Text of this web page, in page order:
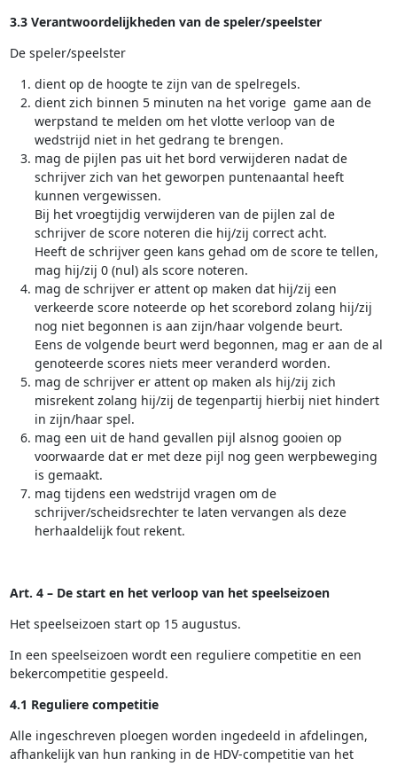
3.3 Verantwoordelijkheden van de speler/speelster
De speler/speelster
dient op de hoogte te zijn van de spelregels.
dient zich binnen 5 minuten na het vorige game aan de
werpstand te melden om het vlotte verloop van de
wedstrijd niet in het gedrang te brengen.
mag de pijlen pas uit het bord verwijderen nadat de
schrijver zich van het geworpen puntenaantal heeft
kunnen vergewissen.
Bij het vroegtijdig verwijderen van de pijlen zal de
schrijver de score noteren die hij/zij correct acht.
Heeft de schrijver geen kans gehad om de score te tellen,
mag hij/zij 0 (nul) als score noteren.
mag de schrijver er attent op maken dat hij/zij een
verkeerde score noteerde op het scorebord zolang hij/zij
nog niet begonnen is aan zijn/haar volgende beurt.
Eens de volgende beurt werd begonnen, mag er aan de al
genoteerde scores niets meer veranderd worden.
mag de schrijver er attent op maken als hij/zij zich
misrekent zolang hij/zij de tegenpartij hierbij niet hindert
in zijn/haar spel.
mag een uit de hand gevallen pijl alsnog gooien op
voorwaarde dat er met deze pijl nog geen werpbeweging
is gemaakt.
mag tijdens een wedstrijd vragen om de
schrijver/scheidsrechter te laten vervangen als deze
herhaaldelijk fout rekent.
Art. 4 – De start en het verloop van het speelseizoen
Het speelseizoen start op 15 augustus.
In een speelseizoen wordt een reguliere competitie en een
bekercompetitie gespeeld.
4.1 Reguliere competitie
Alle ingeschreven ploegen worden ingedeeld in afdelingen,
afhankelijk van hun ranking in de HDV-competitie van het